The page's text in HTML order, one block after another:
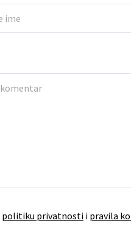
politiku privatnosti i pravila